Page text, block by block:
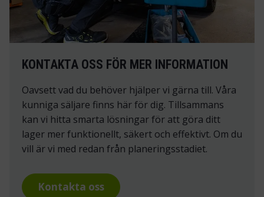
KONTAKTA OSS FÖR MER INFORMATION
Oavsett vad du behöver hjälper vi gärna till. Våra
kunniga säljare finns här för dig. Tillsammans
kan vi hitta smarta lösningar för att göra ditt
lager mer funktionellt, säkert och effektivt. Om du
vill är vi med redan från planeringsstadiet.
Kontakta oss